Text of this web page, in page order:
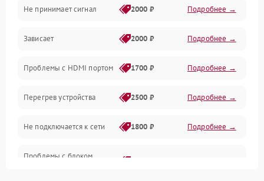
ПО
Оптика
Механические повреждения
Управление
Не принимает сигнал 2000 ₽ Подробнее →
Зависает 2000 ₽ Подробнее →
Проблемы с HDMI портом 1700 ₽ Подробнее →
Перегрев устройства 2500 ₽ Подробнее →
Не подключается к сети 1800 ₽ Подробнее →
Проблемы с блоком